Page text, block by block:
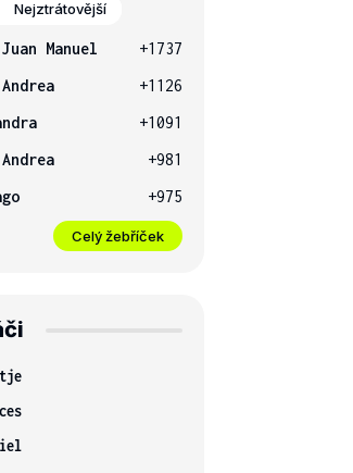
Nejztrátovější
Manuel
+1737
+1126
+1091
+981
+975
Celý žebříček